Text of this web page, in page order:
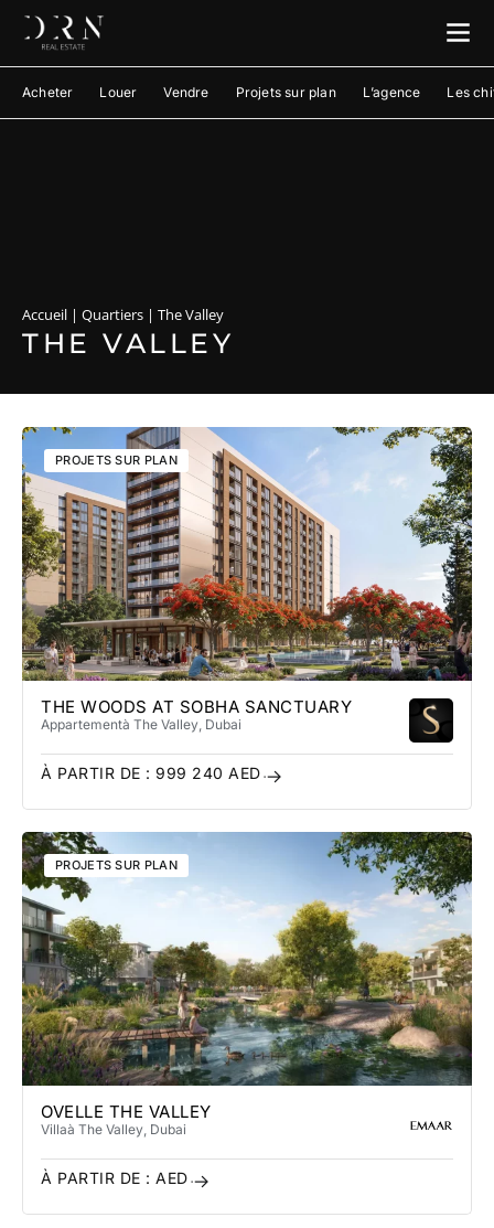
Acheter Louer Vendre Projets sur plan L’agence Les
Accueil | Quartiers | The Valley
THE VALLEY
PROJETS SUR PLAN
THE WOODS AT SOBHA SANCTUARY
Appartementà The Valley , Dubai
À PARTIR DE : 999 240 AED
PROJETS SUR PLAN
OVELLE THE VALLEY
Villaà The Valley , Dubai
À PARTIR DE : AED